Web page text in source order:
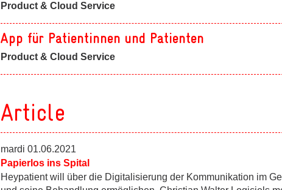
Product & Cloud Service
App für Patientinnen und Patienten
Product & Cloud Service
Article
mardi 01.06.2021
Papierlos ins Spital
Heypatient will über die Digitalisierung der Kommunikation im